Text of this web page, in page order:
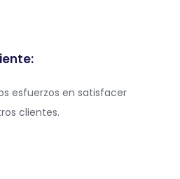
esfuerzos en satisfacer
clientes.